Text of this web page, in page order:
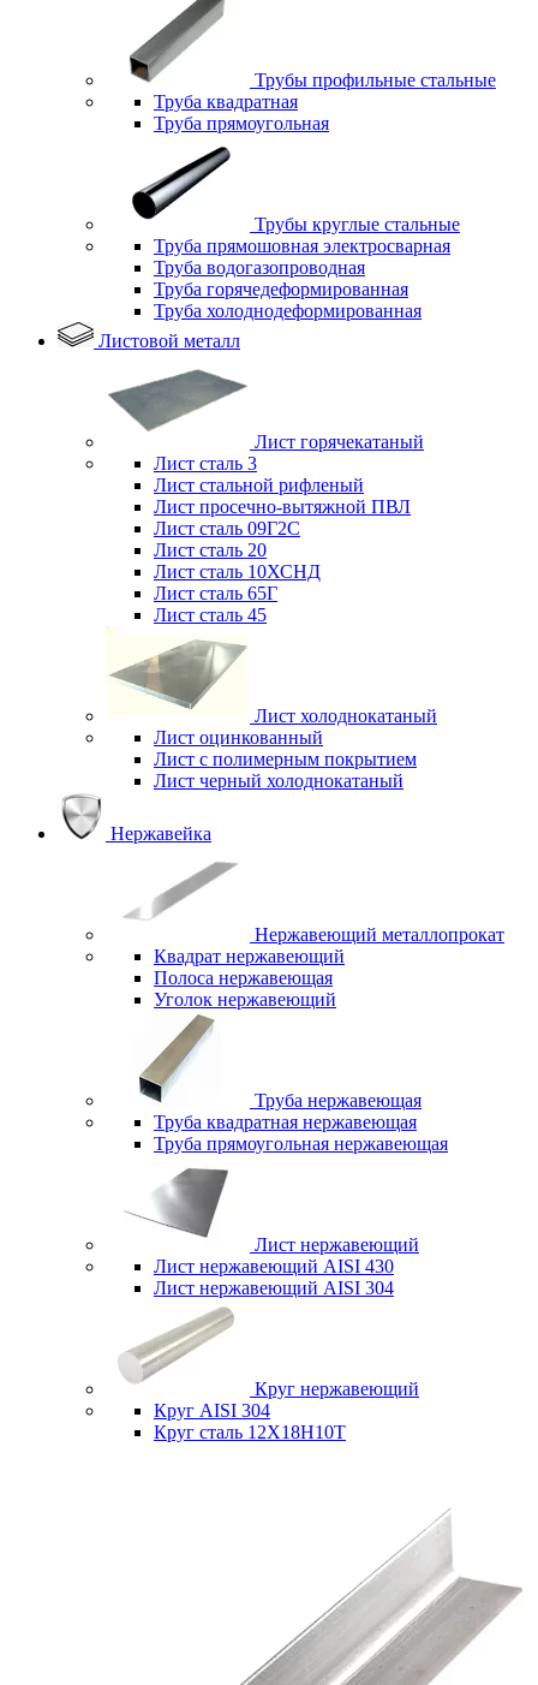
Трубы профильные стальные
Труба квадратная
Труба прямоугольная
Трубы круглые стальные
Труба прямошовная электросварная
Труба водогазопроводная
Труба горячедеформированная
Труба холоднодеформированная
Листовой металл
Лист горячекатаный
Лист сталь 3
Лист стальной рифленый
Лист просечно-вытяжной ПВЛ
Лист сталь 09Г2С
Лист сталь 20
Лист сталь 10ХСНД
Лист сталь 65Г
Лист сталь 45
Лист холоднокатаный
Лист оцинкованный
Лист с полимерным покрытием
Лист черный холоднокатаный
Нержавейка
Нержавеющий металлопрокат
Квадрат нержавеющий
Полоса нержавеющая
Уголок нержавеющий
Труба нержавеющая
Труба квадратная нержавеющая
Труба прямоугольная нержавеющая
Лист нержавеющий
Лист нержавеющий AISI 430
Лист нержавеющий AISI 304
Круг нержавеющий
Круг AISI 304
Круг сталь 12Х18Н10Т